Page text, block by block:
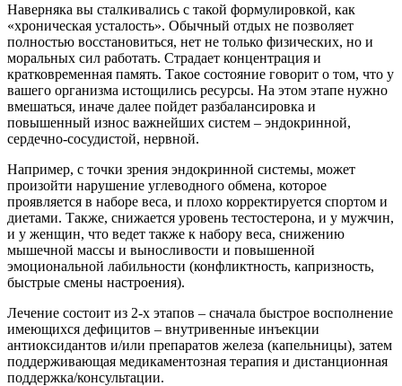
Наверняка вы сталкивались с такой формулировкой, как
«хроническая усталость». Обычный отдых не позволяет
полностью восстановиться, нет не только физических, но и
моральных сил работать. Страдает концентрация и
кратковременная память. Такое состояние говорит о том, что у
вашего организма истощились ресурсы. На этом этапе нужно
вмешаться, иначе далее пойдет разбалансировка и
повышенный износ важнейших систем – эндокринной,
сердечно-сосудистой, нервной.
Например, с точки зрения эндокринной системы, может
произойти нарушение углеводного обмена, которое
проявляется в наборе веса, и плохо корректируется спортом и
диетами. Также, снижается уровень тестостерона, и у мужчин,
и у женщин, что ведет также к набору веса, снижению
мышечной массы и выносливости и повышенной
эмоциональной лабильности (конфликтность, капризность,
быстрые смены настроения).
Лечение состоит из 2-х этапов – сначала быстрое восполнение
имеющихся дефицитов – внутривенные инъекции
антиоксидантов и/или препаратов железа (капельницы), затем
поддерживающая медикаментозная терапия и дистанционная
поддержка/консультации.